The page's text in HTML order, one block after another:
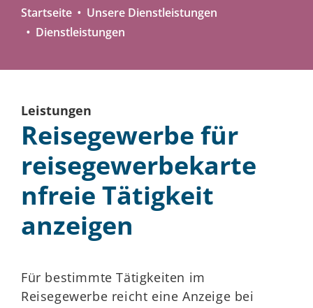
Startseite
Unsere Dienstleistungen
Dienstleistungen
Leistungen
Reisegewerbe für
reisegewerbekarte
nfreie Tätigkeit
anzeigen
Für bestimmte Tätigkeiten im
Reisegewerbe reicht eine Anzeige bei